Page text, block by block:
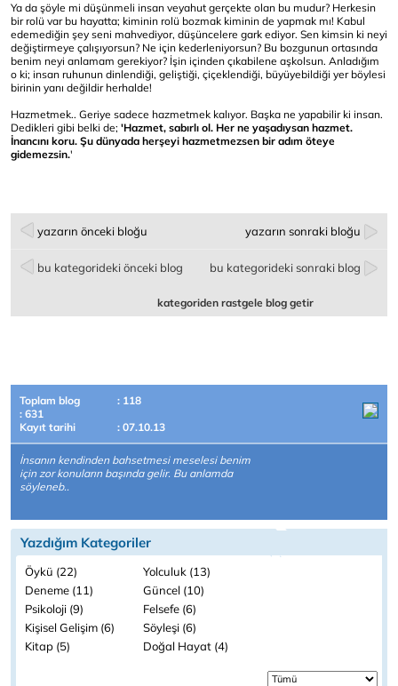
Ya da şöyle mi düşünmeli insan veyahut gerçekte olan bu mudur? Herkesin
bir rolü var bu hayatta; kiminin rolü bozmak kiminin de yapmak mı! Kabul
edemediğin şey seni mahvediyor, düşüncelere gark ediyor. Sen kimsin ki neyi
değiştirmeye çalışıyorsun? Ne için kederleniyorsun? Bu bozgunun ortasında
benim neyi anlamam gerekiyor? İşin içinden çıkabilene aşkolsun. Anladığım
o ki; insan ruhunun dinlendiği, geliştiği, çiçeklendiği, büyüyebildiği yer böylesi
birinin yanı değildir herhalde!
Hazmetmek.. Geriye sadece hazmetmek kalıyor. Başka ne yapabilir ki insan.
Dedikleri gibi belki de; 'Hazmet, sabırlı ol. Her ne yaşadıysan hazmet.
İnancını koru. Şu dünyada herşeyi hazmetmezsen bir adım öteye
gidemezsin.'
yazarın önceki bloğu yazarın sonraki bloğu
bu kategorideki önceki blog bu kategorideki sonraki blog
kategoriden rastgele blog getir
Toplam blog
: 118
: 631
Kayıt tarihi
: 07.10.13
İnsanın kendinden bahsetmesi meselesi benim
için zor konuların başında gelir. Bu anlamda
söyleneb..
Yazdığım Kategoriler
Öykü (22)
Yolculuk (13)
Deneme (11)
Güncel (10)
Psikoloji (9)
Felsefe (6)
Kişisel Gelişim (6)
Söyleşi (6)
Kitap (5)
Doğal Hayat (4)